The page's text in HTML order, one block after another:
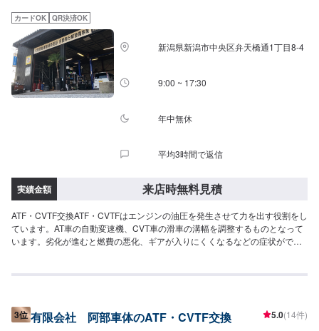
カードOK QR決済OK
新潟県新潟市中央区弁天橋通1丁目8-4
9:00 ~ 17:30
年中無休
平均3時間で返信
実績金額 来店時無料見積
ATF・CVTF交換ATF・CVTFはエンジンの油圧を発生させて力を出す役割をし
ています。AT車の自動変速機、CVT車の滑車の溝幅を調整するものとなって
います。劣化が進むと燃費の悪化、ギアが入りにくくなるなどの症状がでて
【3】入庫した後にお見積り【4】お見積りにご納得いただければ作業開始
3位 有限会社 阿部車体のATF・CVTF交換 5.0(14件)